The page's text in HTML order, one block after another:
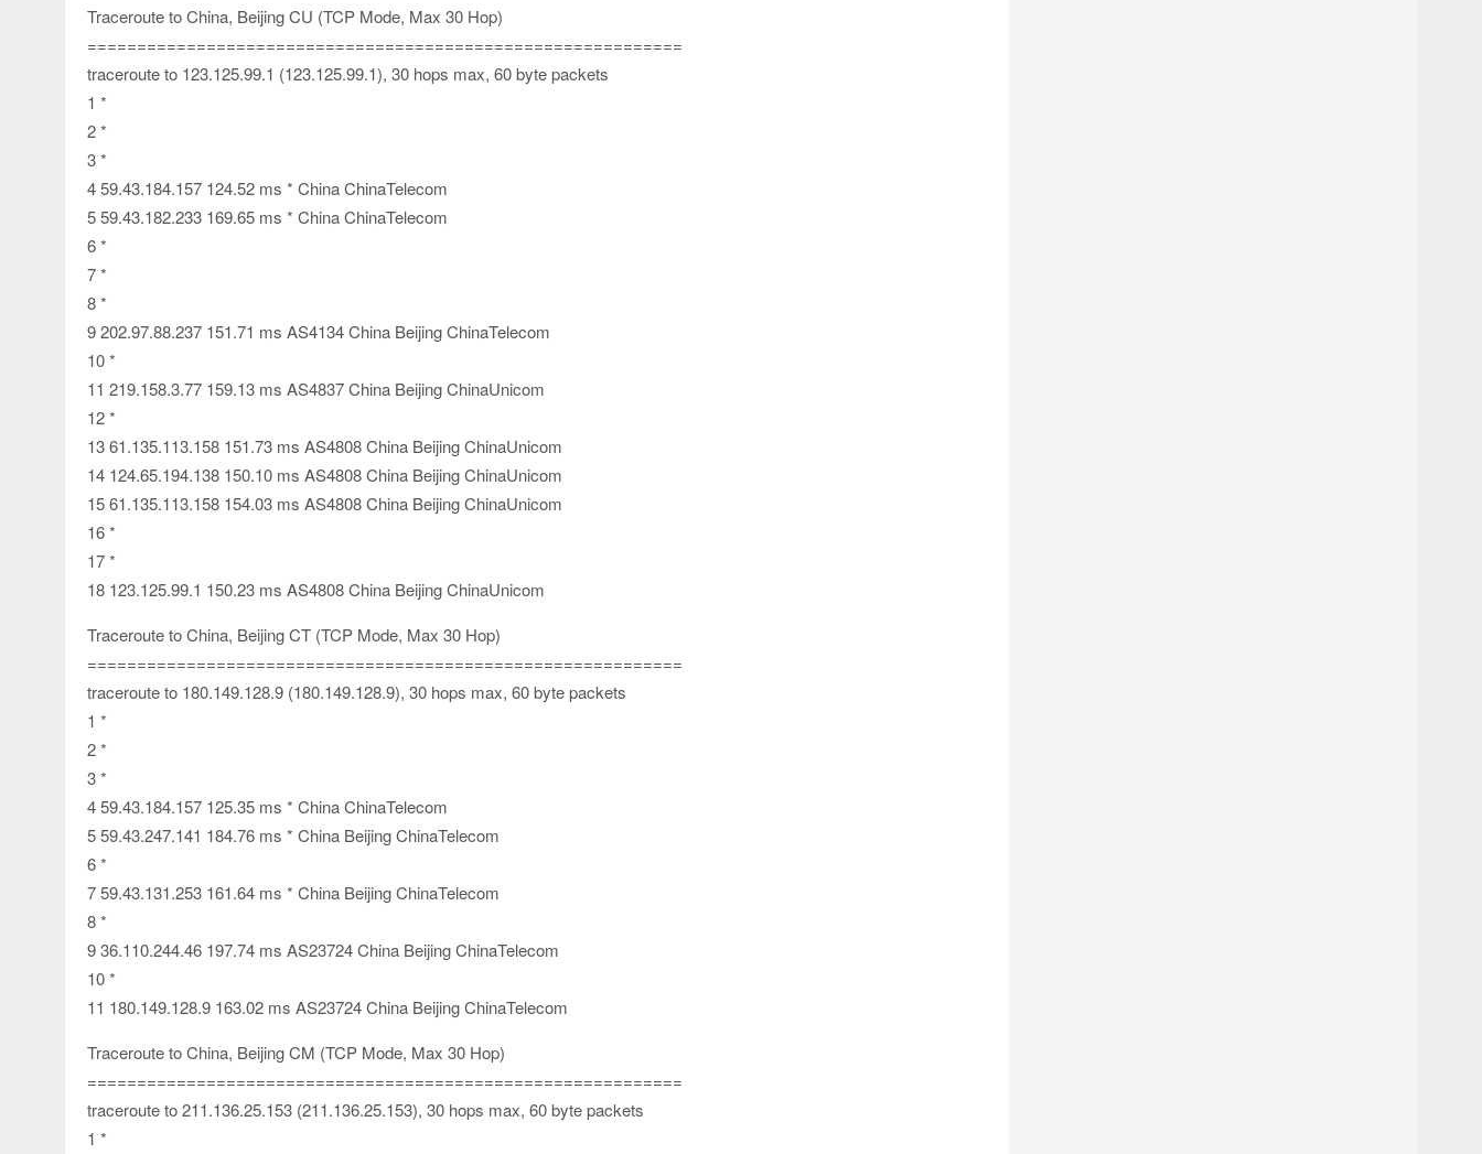
Traceroute to China, Beijing CU (TCP Mode, Max 30 Hop)
============================================================
traceroute to 123.125.99.1 (123.125.99.1), 30 hops max, 60 byte packets
1 *
2 *
3 *
4 59.43.184.157 124.52 ms * China ChinaTelecom
5 59.43.182.233 169.65 ms * China ChinaTelecom
6 *
7 *
8 *
9 202.97.88.237 151.71 ms AS4134 China Beijing ChinaTelecom
10 *
11 219.158.3.77 159.13 ms AS4837 China Beijing ChinaUnicom
12 *
13 61.135.113.158 151.73 ms AS4808 China Beijing ChinaUnicom
14 124.65.194.138 150.10 ms AS4808 China Beijing ChinaUnicom
15 61.135.113.158 154.03 ms AS4808 China Beijing ChinaUnicom
16 *
17 *
18 123.125.99.1 150.23 ms AS4808 China Beijing ChinaUnicom
Traceroute to China, Beijing CT (TCP Mode, Max 30 Hop)
============================================================
traceroute to 180.149.128.9 (180.149.128.9), 30 hops max, 60 byte packets
1 *
2 *
3 *
4 59.43.184.157 125.35 ms * China ChinaTelecom
5 59.43.247.141 184.76 ms * China Beijing ChinaTelecom
6 *
7 59.43.131.253 161.64 ms * China Beijing ChinaTelecom
8 *
9 36.110.244.46 197.74 ms AS23724 China Beijing ChinaTelecom
10 *
11 180.149.128.9 163.02 ms AS23724 China Beijing ChinaTelecom
Traceroute to China, Beijing CM (TCP Mode, Max 30 Hop)
============================================================
traceroute to 211.136.25.153 (211.136.25.153), 30 hops max, 60 byte packets
1 *